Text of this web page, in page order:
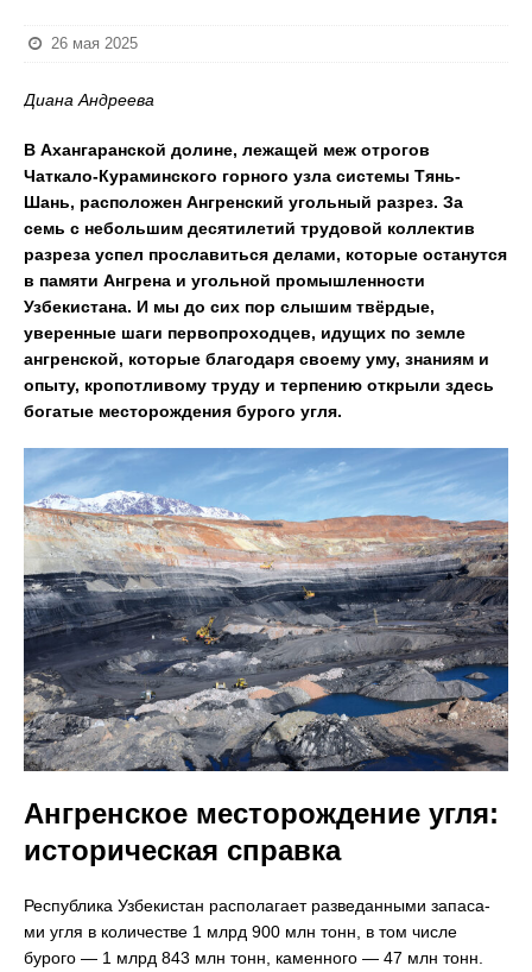
26 мая 2025
Диана Андреева
В Ахангаранской долине, лежащей меж отрогов
Чаткало-Кураминского горного узла системы Тянь-
Шань, расположен Ангренский угольный разрез. За
семь с небольшим десятилетий трудовой коллектив
разреза успел прославиться делами, которые останутся
в памяти Ангрена и угольной промышленности
Узбекистана. И мы до сих пор слышим твёрдые,
уверенные шаги первопроходцев, идущих по земле
ангренской, которые благодаря своему уму, знаниям и
опыту, кропотливому труду и терпению открыли здесь
богатые месторождения бурого угля.
Ангренское месторождение угля:
историческая справка
Республика Узбекистан располагает разведанными запаса-
ми угля в количестве 1 млрд 900 млн тонн, в том числе
бурого — 1 млрд 843 млн тонн, каменного — 47 млн тонн.